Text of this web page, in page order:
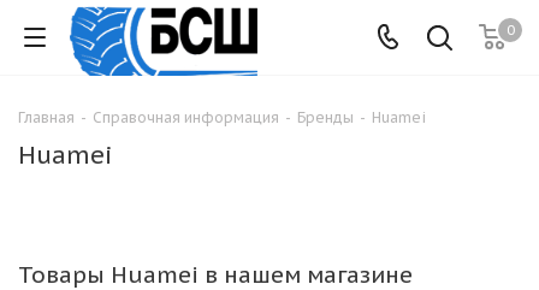
0
Главная - Справочная информация - Бренды - Huamei
Huamei
Товары Huamei в нашем магазине